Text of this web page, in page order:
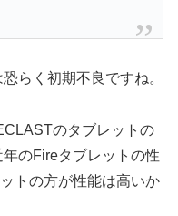
らく初期不良ですね。
のタブレットの
のFireタブレットの性
トの方が性能は高いか